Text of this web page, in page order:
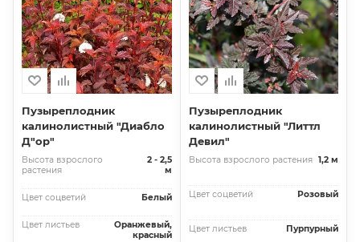
Пузыреплодник
калинолистный "Диабло
Д"ор"
Высота взрослого
растения
2 - 2,5
м
Цвет соцветий Белый
Цвет листьев
Оранжевый,
красный
Пузыреплодник
калинолистный "Литтл
Девил"
Высота взрослого растения 1,2 м
Цвет соцветий Розовый
Цвет листьев Пурпурный